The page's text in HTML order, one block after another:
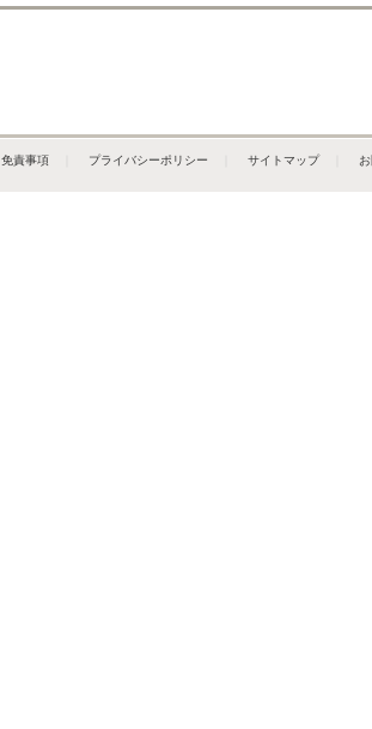
免責事項 プライバシーポリシー サイトマップ｜